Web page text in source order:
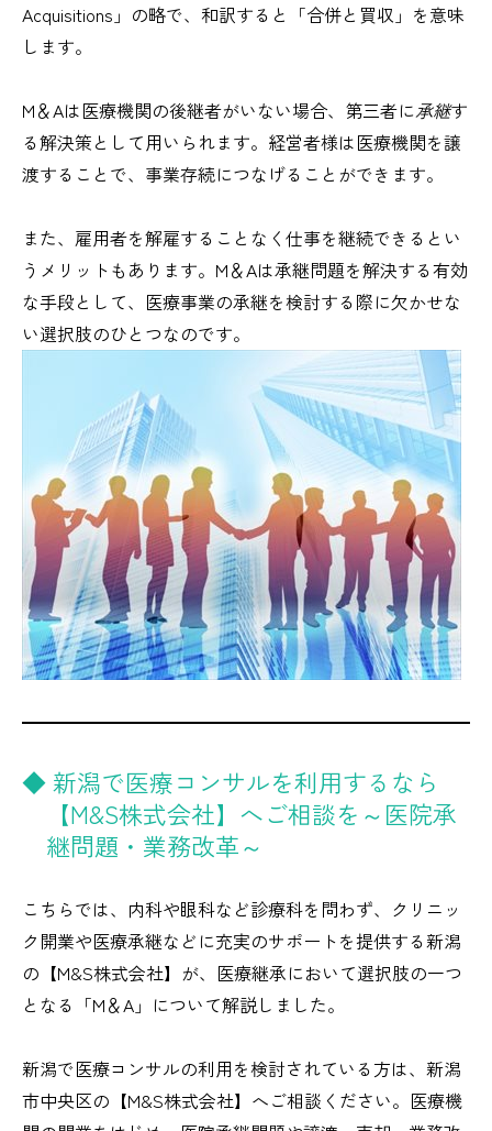
Acquisitions」の略で、和訳すると「合併と買収」を意味
します。
M＆Aは医療機関の後継者がいない場合、第三者に承継す
る解決策として用いられます。経営者様は医療機関を譲
渡することで、事業存続につなげることができます。
また、雇用者を解雇することなく仕事を継続できるとい
うメリットもあります。M＆Aは承継問題を解決する有効
な手段として、医療事業の承継を検討する際に欠かせな
い選択肢のひとつなのです。
◆ 新潟で医療コンサルを利用するなら
【M&S株式会社】へご相談を～医院承
継問題・業務改革～
こちらでは、内科や眼科など診療科を問わず、クリニッ
ク開業や医療承継などに充実のサポートを提供する新潟
の【M&S株式会社】が、医療継承において選択肢の一つ
となる「M＆A」について解説しました。
新潟で医療コンサルの利用を検討されている方は、新潟
市中央区の【M&S株式会社】へご相談ください。医療機